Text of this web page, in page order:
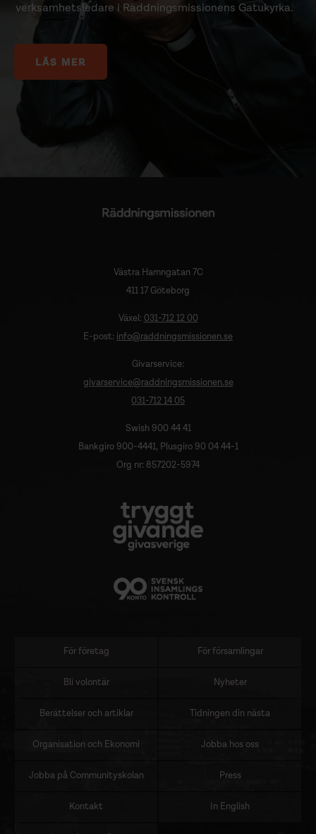
verksamhetsledare i Räddningsmissionens Gatukyrka.
LÄS MER
Västra Hamngatan 7C
411 17 Göteborg
Växel: 031-712 12 00
E-post: info@raddningsmissionen.se
Givarservice:
givarservice@raddningsmissionen.se
031-712 14 05
Swish 900 44 41
Bankgiro 900-4441, Plusgiro 90 04 44-1
Org nr: 857202-5974
För företag För församlingar
Bli volontär Nyheter
Berättelser och artiklar Tidningen din nästa
Organisation och Ekonomi Jobba hos oss
Jobba på Communityskolan Press
Kontakt In English